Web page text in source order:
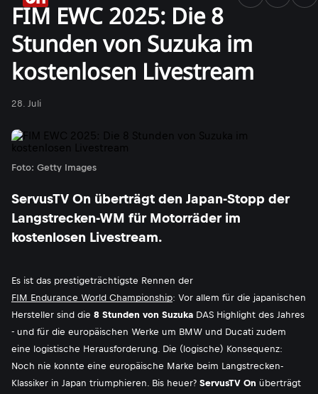
FIM EWC 2025: Die 8
Stunden von Suzuka im
kostenlosen Livestream
28. Juli
Foto: Getty Images
ServusTV On überträgt den Japan-Stopp der
Langstrecken-WM für Motorräder im
kostenlosen Livestream.
Es ist das prestigeträchtigste Rennen der
FIM Endurance World Championship: Vor allem für die japanischen
Hersteller sind die 8 Stunden von Suzuka DAS Highlight des Jahres
- und für die europäischen Werke um BMW und Ducati zudem
eine logistische Herausforderung. Die (logische) Konsequenz:
Noch nie konnte eine europäische Marke beim Langstrecken-
Klassiker in Japan triumphieren. Bis heuer? ServusTV On überträgt